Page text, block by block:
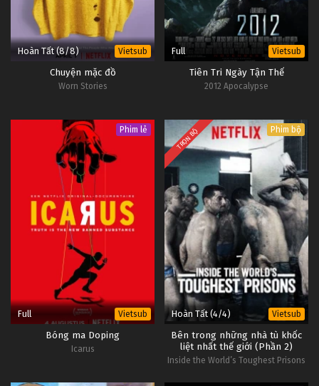
Hoàn Tất (8/8) Vietsub
Chuyện mặc đồ
Worn Stories
Full Vietsub
Tiên Tri Ngày Tận Thế
2012 Apocalypse
Phim lẻ
Full Vietsub
Bóng ma Doping
Icarus
TRỌN BỘ Phim bộ
Hoàn Tất (4/4) Vietsub
Bên trong những nhà tù khốc
liệt nhất thế giới (Phần 2)
Inside the World’s Toughest Prisons